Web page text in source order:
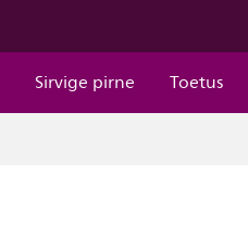
Sirvige pirne Toetus